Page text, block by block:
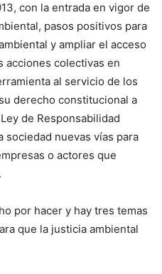
con la entrada en vigor de
pasos positivos para
y ampliar el acceso
acciones colectivas en
al servicio de los
derecho constitucional a
de Responsabilidad
sociedad nuevas vías para
o actores que
por hacer y hay tres temas
que la justicia ambiental